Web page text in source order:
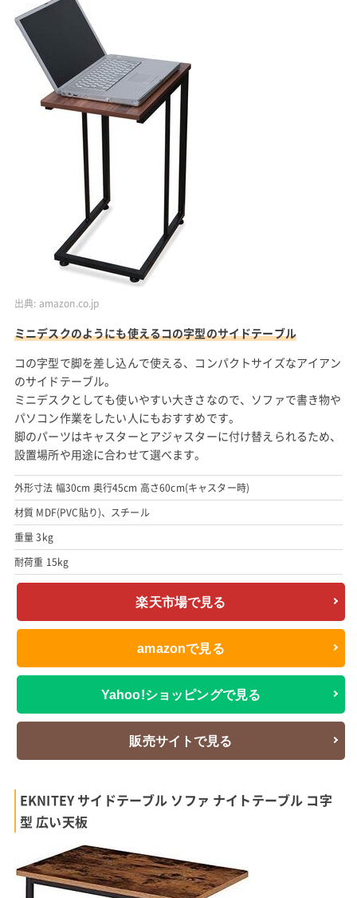
出典: amazon.co.jp
ミニデスクのようにも使えるコの字型のサイドテーブル
コの字型で脚を差し込んで使える、コンパクトサイズなアイアン
のサイドテーブル。
ミニデスクとしても使いやすい大きさなので、ソファで書き物や
パソコン作業をしたい人にもおすすめです。
脚のパーツはキャスターとアジャスターに付け替えられるため、
設置場所や用途に合わせて選べます。
外形寸法 幅30cm 奥行45cm 高さ60cm(キャスター時)
材質 MDF(PVC貼り)、スチール
重量 3kg
耐荷重 15kg
楽天市場で見る
amazonで見る
Yahoo!ショッピングで見る
販売サイトで見る
EKNITEY サイドテーブル ソファ ナイトテーブル コ字
型 広い天板